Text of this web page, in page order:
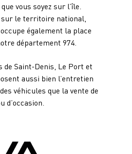
vous soyez sur l’île.
le territoire national,
également la place
département 974.
de Saint-Denis, Le Port et
aussi bien l’entretien
véhicules que la vente de
d’occasion.